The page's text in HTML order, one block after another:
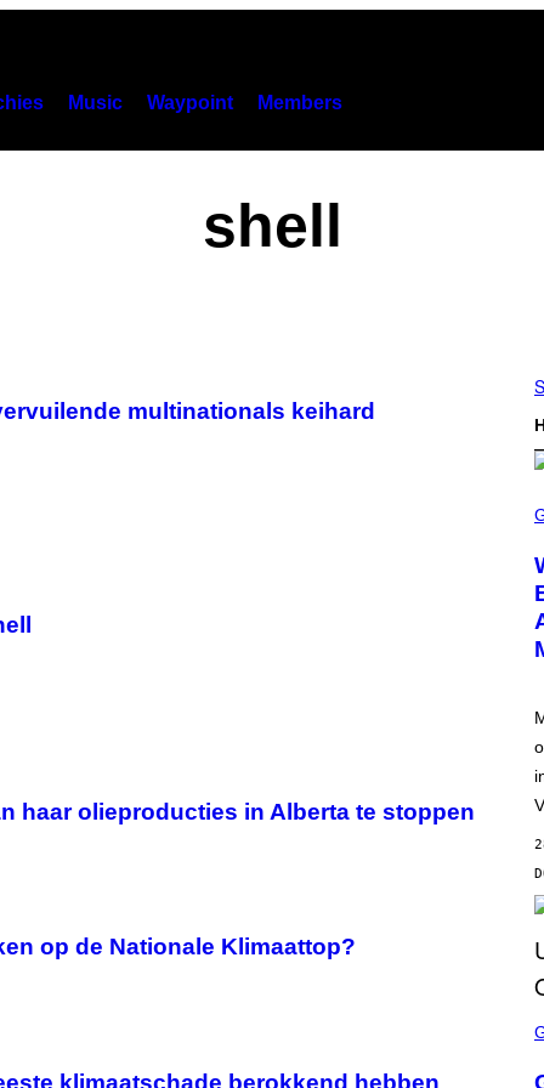
Music Waypoint Members
shell
multinationals keihard
haar olieproducties in Alberta te stoppen
op de Nationale Klimaattop?
klimaatschade berokkend hebben
C
E
N
S
H
O
T
E
E
A
S
E
C
E